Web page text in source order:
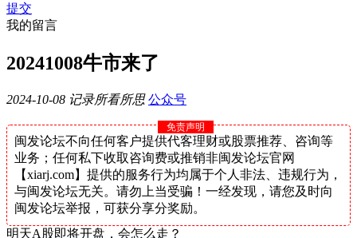
提交
我的留言
20241008牛市来了
2024-10-08 记录所看所思 公众号
免责声明
闽发论坛不向任何客户提供代客理财或股票推荐、咨询等
业务；任何私下收取咨询费或推销非闽发论坛官网
【xiarj.com】提供的服务行为均属于个人非法、违规行为，
与闽发论坛无关。请勿上当受骗！一经发现，请您及时向
闽发论坛举报，可获分享分奖励。
明天A股即将开盘，会怎么走？